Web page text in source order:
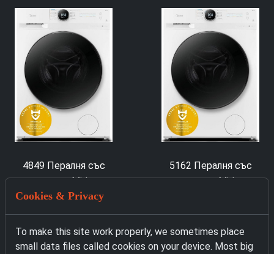
4849 Пералня със
сушилня Midea
MF200D86WB-14EAS
299.00 € с ДДС
5162 Пералня със
сушилня Midea
299.00 € с ДДС
Cookies & Privacy
To make this site work properly, we sometimes place
small data files called cookies on your device. Most big